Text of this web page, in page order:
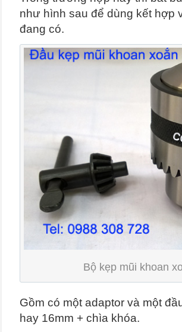
như hình sau để dùng kết hợp
đang có.
Bộ kẹp mũi khoan
Gồm có một adaptor và một
hay 16mm + chìa khóa.